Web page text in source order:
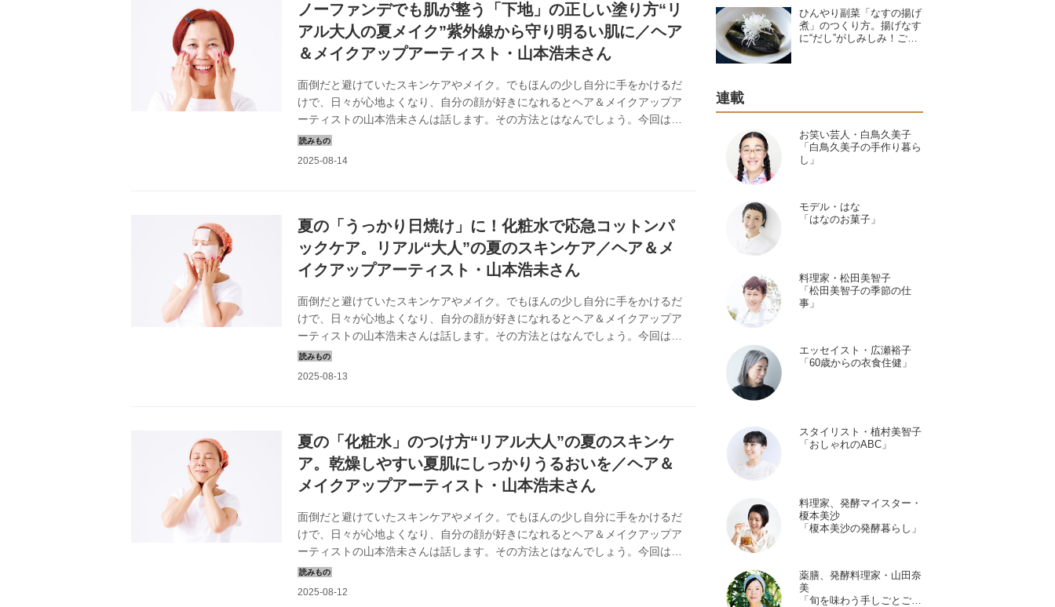
ノーファンデでも肌が整う「下地」の正しい塗り方“リ
アル大人の夏メイク”紫外線から守り明るい肌に／ヘア
＆メイクアップアーティスト・山本浩未さん
面倒だと避けていたスキンケアやメイク。でもほんの少し自分に手をかけるだ
けで、日々が心地よくなり、自分の顔が好きになれるとヘア＆メイクアップア
ーティストの山本浩未さんは話します。その方法とはなんでしょう。今回は、
肌のトーンを明るく整える“下地メイク”のコツを伺いました。（『天然生活』
2024年8月号掲載）
夏の「うっかり日焼け」に！化粧水で応急コットンパ
ックケア。リアル“大人”の夏のスキンケア／ヘア＆メ
イクアップアーティスト・山本浩未さん
面倒だと避けていたスキンケアやメイク。でもほんの少し自分に手をかけるだ
けで、日々が心地よくなり、自分の顔が好きになれるとヘア＆メイクアップア
ーティストの山本浩未さんは話します。その方法とはなんでしょう。今回は、
夏のうっかり日焼けに備える、応急ケアの方法を伺いました。（『天然生活』
2024年8月号掲載）
夏の「化粧水」のつけ方“リアル大人”の夏のスキンケ
ア。乾燥しやすい夏肌にしっかりうるおいを／ヘア＆
メイクアップアーティスト・山本浩未さん
面倒だと避けていたスキンケアやメイク。でもほんの少し自分に手をかけるだ
けで、日々が心地よくなり、自分の顔が好きになれるとヘア＆メイクアップア
ーティストの山本浩未さんは話します。その方法とはなんでしょう。今回は、
夏の肌に欠かせない“化粧水のつけ方”について伺いました。（『天然生活』
2024年8月号掲載）
company Ltd.
ひんやり副菜「なすの揚げ
煮」のつくり方。揚げなす
に“だし”がしみしみ！ごは
連載
お笑い芸人・白鳥久美子
「白鳥久美子の手作り暮ら
し」
モデル・はな
「はなのお菓子」
料理家・松田美智子
「松田美智子の季節の仕
事」
エッセイスト・広瀬裕子
「60歳からの衣食住健」
スタイリスト・植村美智子
「おしゃれのABC」
料理家、発酵マイスター・
榎本美沙
「榎本美沙の発酵暮らし」
薬膳、発酵料理家・山田奈
美
「旬を味わう手しごとごよ